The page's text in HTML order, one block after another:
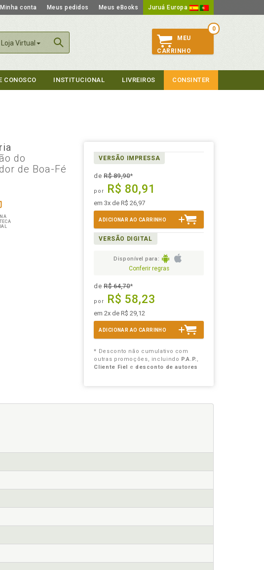
Minha conta Meus pedidos Meus eBooks Juruá Europa
Loja Virtual
0
MEU
CARRINHO
CONOSCO INSTITUCIONAL LIVREIROS CONSINTER
do
de Boa-Fé
VERSÃO IMPRESSA
deR$ 89,90*
por R$ 80,91
em 3x de R$ 26,97
ADICIONAR AO CARRINHO
VERSÃO DIGITAL
Disponível para:
Conferir regras
deR$ 64,70*
por R$ 58,23
em 2x de R$ 29,12
ADICIONAR AO CARRINHO
* Desconto não cumulativo com
outras promoções, incluindo P.A.P.,
Cliente Fiel
e desconto de autores